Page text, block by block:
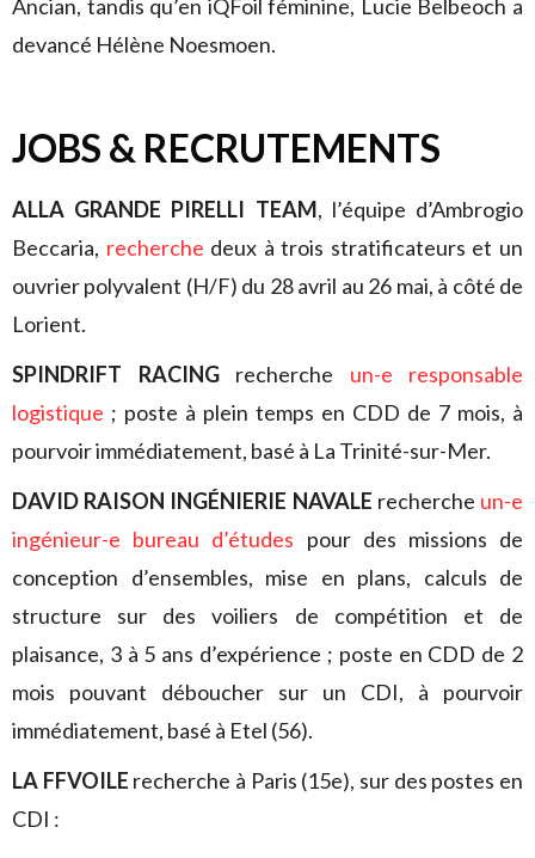
Ancian, tandis qu’en iQFoil féminine, Lucie Belbeoch a
devancé Hélène Noesmoen.
JOBS & RECRUTEMENTS
ALLA GRANDE PIRELLI TEAM, l’équipe d’Ambrogio
Beccaria, recherche deux à trois stratificateurs et un
ouvrier polyvalent (H/F) du 28 avril au 26 mai, à côté de
Lorient.
SPINDRIFT RACING recherche un-e responsable
logistique ; poste à plein temps en CDD de 7 mois, à
pourvoir immédiatement, basé à La Trinité-sur-Mer.
DAVID RAISON INGÉNIERIE NAVALE recherche un-e
ingénieur-e bureau d’études pour des missions de
conception d’ensembles, mise en plans, calculs de
structure sur des voiliers de compétition et de
plaisance, 3 à 5 ans d’expérience ; poste en CDD de 2
mois pouvant déboucher sur un CDI, à pourvoir
immédiatement, basé à Etel (56).
LA FFVOILE recherche à Paris (15e), sur des postes en
CDI :